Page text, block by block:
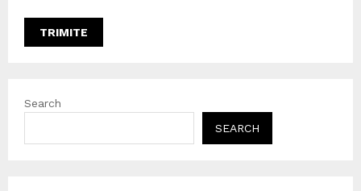
Search
SEARCH